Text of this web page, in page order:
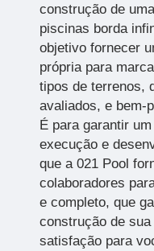
construção de
piscinas borda
objetivo fornecer
própria para
tipos de terrenos,
avaliados, e bem-
É para garantir
execução e
que a 021 Pool
colaboradores
e completo, que
construção de
satisfação para